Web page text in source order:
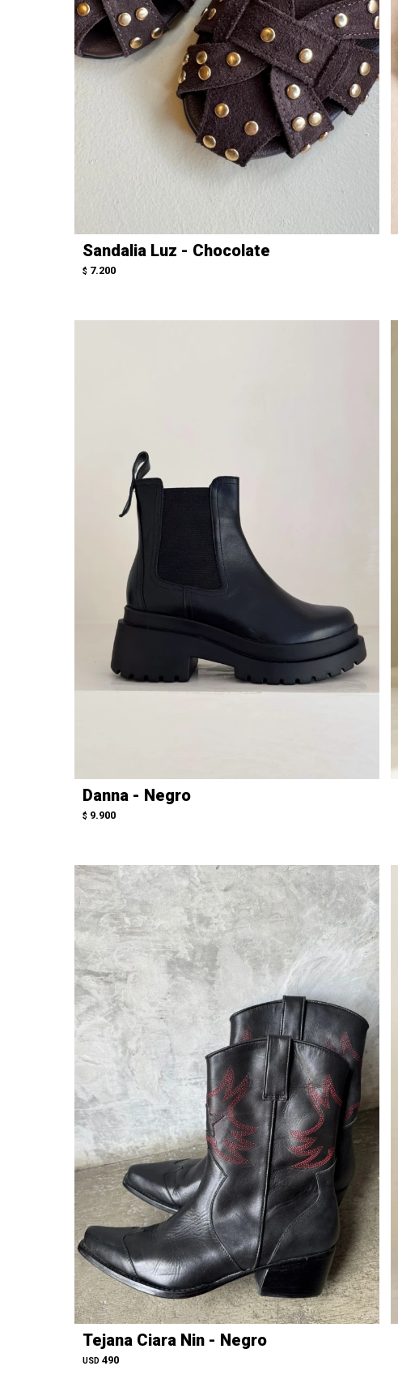
Sandalia Luz - Chocolate
$ 7.200
Danna - Negro
$ 9.900
Tejana Ciara Nin - Negro
USD 490